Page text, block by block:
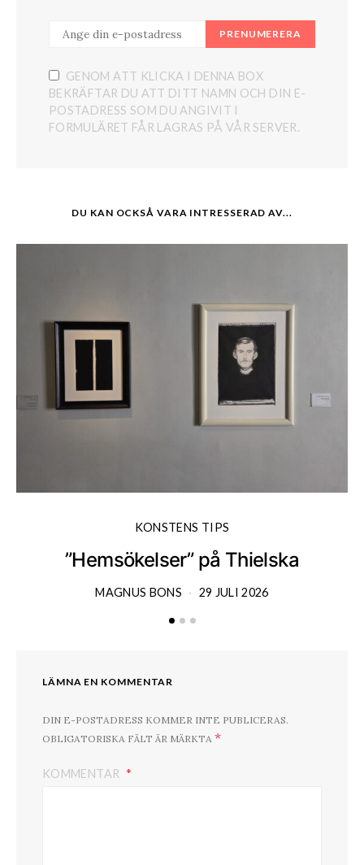
PRENUMERERA
GENOM ATT KLICKA I DENNA BOX
BEKRÄFTAR DU ATT DITT NAMN OCH DIN E-
POSTADRESS SOM DU ANGIVIT I
FORMULÄRET FÅR LAGRAS PÅ VÅR SERVER.
DU KAN OCKSÅ VARA INTRESSERAD AV...
KONSTENS TIPS
”Hemsökelser” på Thielska
MAGNUS BONS 29 JULI 2026
LÄMNA EN KOMMENTAR
DIN E-POSTADRESS KOMMER INTE PUBLICERAS.
OBLIGATORISKA FÄLT ÄR MÄRKTA *
KOMMENTAR